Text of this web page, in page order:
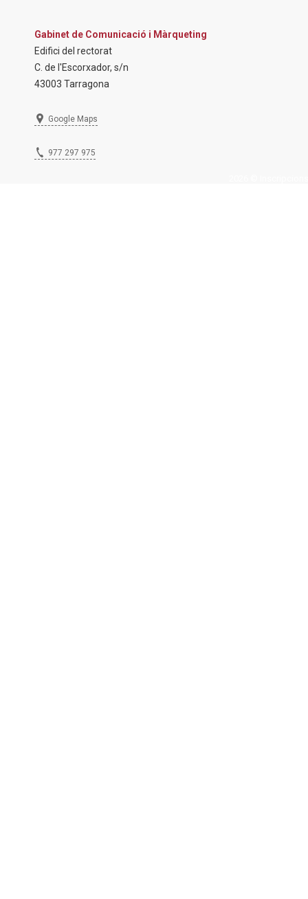
Gabinet de Comunicació i Màrqueting
Edifici del rectorat
C. de l'Escorxador, s/n
43003 Tarragona
Google Maps
977 297 975